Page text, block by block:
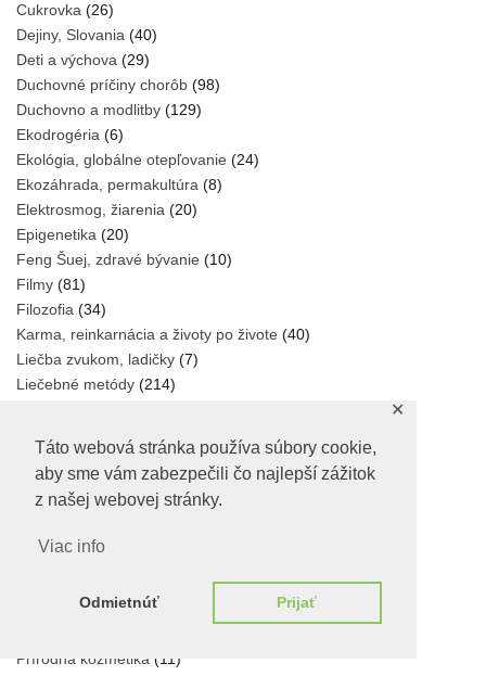
Táto webová stránka používa súbory cookie,
aby sme vám zabezpečili čo najlepší zážitok
z našej webovej stránky.
Viac info
Odmietnúť Prijať
✕
Cukrovka (26)
Dejiny, Slovania (40)
Deti a výchova (29)
Duchovné príčiny chorôb (98)
Duchovno a modlitby (129)
Ekodrogéria (6)
Ekológia, globálne otepľovanie (24)
Ekozáhrada, permakultúra (8)
Elektrosmog, žiarenia (20)
Epigenetika (20)
Feng Šuej, zdravé bývanie (10)
Filmy (81)
Filozofia (34)
Karma, reinkarnácia a životy po živote (40)
Liečba zvukom, ladičky (7)
Liečebné metódy (214)
Očkovanie (113)
Onkologické ochorenia(91)
Orientálna medicína(75)
Pohybové cvičenia(6)
Prírodná kozmetika (11)